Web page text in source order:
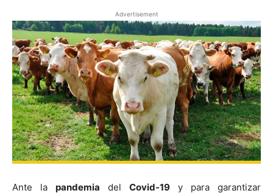
Advertisement
Ante la pandemia del Covid-19 y para garantizar